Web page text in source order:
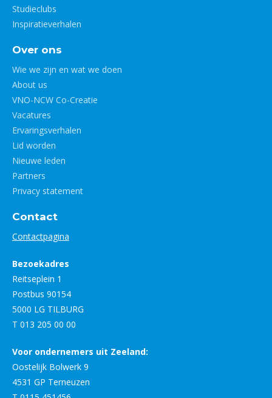
Studieclubs
Inspiratieverhalen
Over ons
Wie we zijn en wat we doen
About us
VNO-NCW Co-Creatie
Vacatures
Ervaringsverhalen
Lid worden
Nieuwe leden
Partners
Privacy statement
Contact
Contactpagina
Bezoekadres
Reitseplein 1
Postbus 90154
5000 LG TILBURG
T 013 205 00 00
Voor ondernemers uit Zeeland:
Oostelijk Bolwerk 9
4531 GP Terneuzen